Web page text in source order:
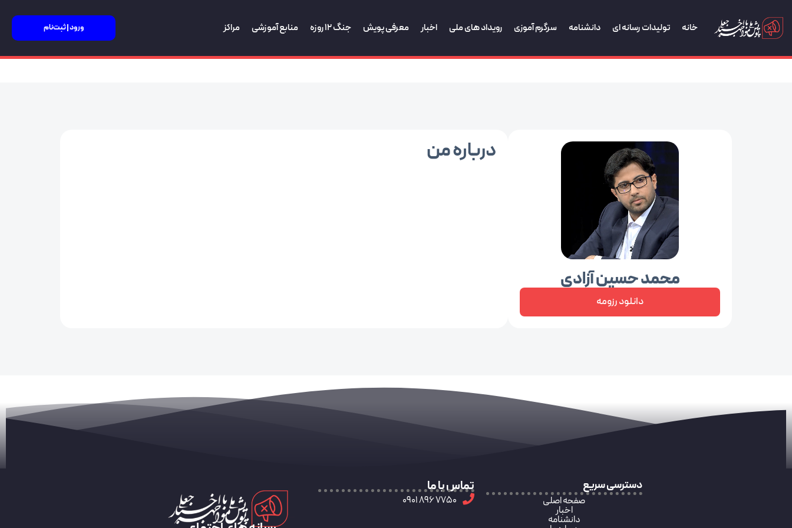
خانه تولیدات رسانه ای دانشنامه سرگرم آموزی رویداد های ملی اخبار معرفی پویش جنگ 12 روزه منابع آموزشی مراکز ورود | ثبت‌نام
محمد حسین آزادی
دانلود رزومه
درباره من
دسترسی سریع
صفحه اصلی
اخبار
دانشنامه
تماس با ما
7750 896 0901